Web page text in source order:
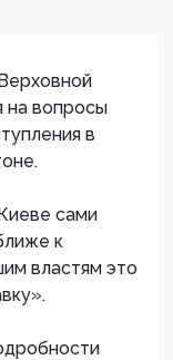
на вопросы
в
сами
к
властям это